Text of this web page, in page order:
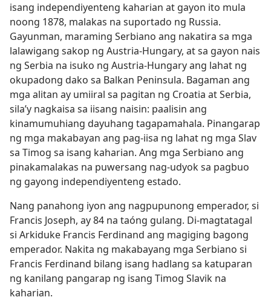
isang independiyenteng kaharian at gayon ito mula
noong 1878, malakas na suportado ng Russia.
Gayunman, maraming Serbiano ang nakatira sa mga
lalawigang sakop ng Austria-Hungary, at sa gayon nais
ng Serbia na isuko ng Austria-Hungary ang lahat ng
okupadong dako sa Balkan Peninsula. Bagaman ang
mga alitan ay umiiral sa pagitan ng Croatia at Serbia,
sila’y nagkaisa sa iisang naisin: paalisin ang
kinamumuhiang dayuhang tagapamahala. Pinangarap
ng mga makabayan ang pag-iisa ng lahat ng mga Slav
sa Timog sa isang kaharian. Ang mga Serbiano ang
pinakamalakas na puwersang nag-udyok sa pagbuo
ng gayong independiyenteng estado.
Nang panahong iyon ang nagpupunong emperador, si
Francis Joseph, ay 84 na taóng gulang. Di-magtatagal
si Arkiduke Francis Ferdinand ang magiging bagong
emperador. Nakita ng makabayang mga Serbiano si
Francis Ferdinand bilang isang hadlang sa katuparan
ng kanilang pangarap ng isang Timog Slavik na
kaharian.